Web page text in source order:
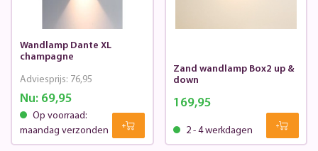
Wandlamp Dante XL
champagne
Nu:69,95
Adviesprijs: 76,95
Op voorraad:
maandag verzonden
Zand wandlamp Box2 up &
down
169,95
2 - 4 werkdagen